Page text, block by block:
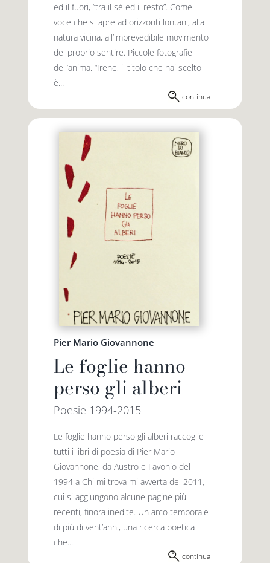
ed il fuori, “tra il sé ed il resto”. Come
voce che si apre ad orizzonti lontani, alla
natura vicina, all’imprevedibile movimento
del proprio sentire. Piccole fotografie
dell’anima. “Irene, il titolo che hai scelto
è...
continua
Pier Mario Giovannone
Le foglie hanno
perso gli alberi
Poesie 1994-2015
Le foglie hanno perso gli alberi raccoglie
tutti i libri di poesia di Pier Mario
Giovannone, da Austro e Favonio del
1994 a Chi mi trova mi avverta del 2011,
cui si aggiungono alcune pagine più
recenti, finora inedite. Un arco temporale
di più di vent’anni, una ricerca poetica
che...
continua